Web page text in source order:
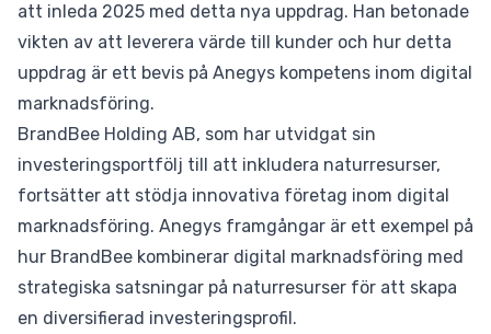
att inleda 2025 med detta nya uppdrag. Han betonade
vikten av att leverera värde till kunder och hur detta
uppdrag är ett bevis på Anegys kompetens inom digital
marknadsföring.
BrandBee Holding AB, som har utvidgat sin
investeringsportfölj till att inkludera naturresurser,
fortsätter att stödja innovativa företag inom digital
marknadsföring. Anegys framgångar är ett exempel på
hur BrandBee kombinerar digital marknadsföring med
strategiska satsningar på naturresurser för att skapa
en diversifierad investeringsprofil.